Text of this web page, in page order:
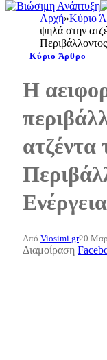
Αρχή»Κύριο
ψηλά στην
Κύριο Άρθρο
Η
ατζέντα
Από Viosimi.gr20
Διαμοίραση